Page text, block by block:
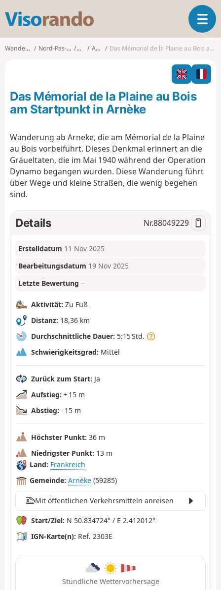
s
o
o
T
o
l
n
a
i
o
Wanderungen Nord-Pas-de-Calais NordArnèke Das Mémorial de la Plaine au Bois am Startpunkt in Arnèke
Das Mémorial de la Plaine au Bois
am Startpunkt in Arnèke
Wanderung ab Arneke, die am Mémorial de la Plaine
au Bois vorbeiführt. Dieses Denkmal erinnert an die
Gräueltaten, die im Mai 1940 während der Operation
Dynamo begangen wurden. Diese Wanderung führt
über Wege und kleine Straßen, die wenig begehen
sind.
Details Nr.88049229
Erstelldatum 11 Nov 2025
Bearbeitungsdatum 19 Nov 2025
Letzte Bewertung –
Aktivität: Zu Fuß
Distanz: 18,36 km
Durchschnittliche Dauer: 5:15 Std.
Schwierigkeitsgrad: Mittel
Zurück zum Start: Ja
Aufstieg: + 15 m
Abstieg: - 15 m
Höchster Punkt: 36 m
Niedrigster Punkt: 13 m
Land: Frankreich
Gemeinde: Arnèke (59285)
Mit öffentlichen Verkehrsmitteln anreisen
Start/Ziel: N 50.834724° / E 2.412012°
IGN-Karte(n): Ref. 2303E
Stündliche Wettervorhersage